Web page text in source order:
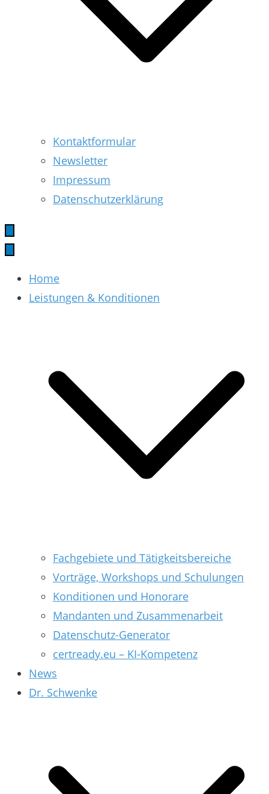
Kontaktformular
Newsletter
Impressum
Datenschutzerklärung
Home
Leistungen & Konditionen
Fachgebiete und Tätigkeitsbereiche
Vorträge, Workshops und Schulungen
Konditionen und Honorare
Mandanten und Zusammenarbeit
Datenschutz-Generator
certready.eu – KI-Kompetenz
News
Dr. Schwenke